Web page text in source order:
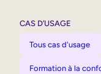
CAS D’USAGE
Tous cas d'usage
Formation à la